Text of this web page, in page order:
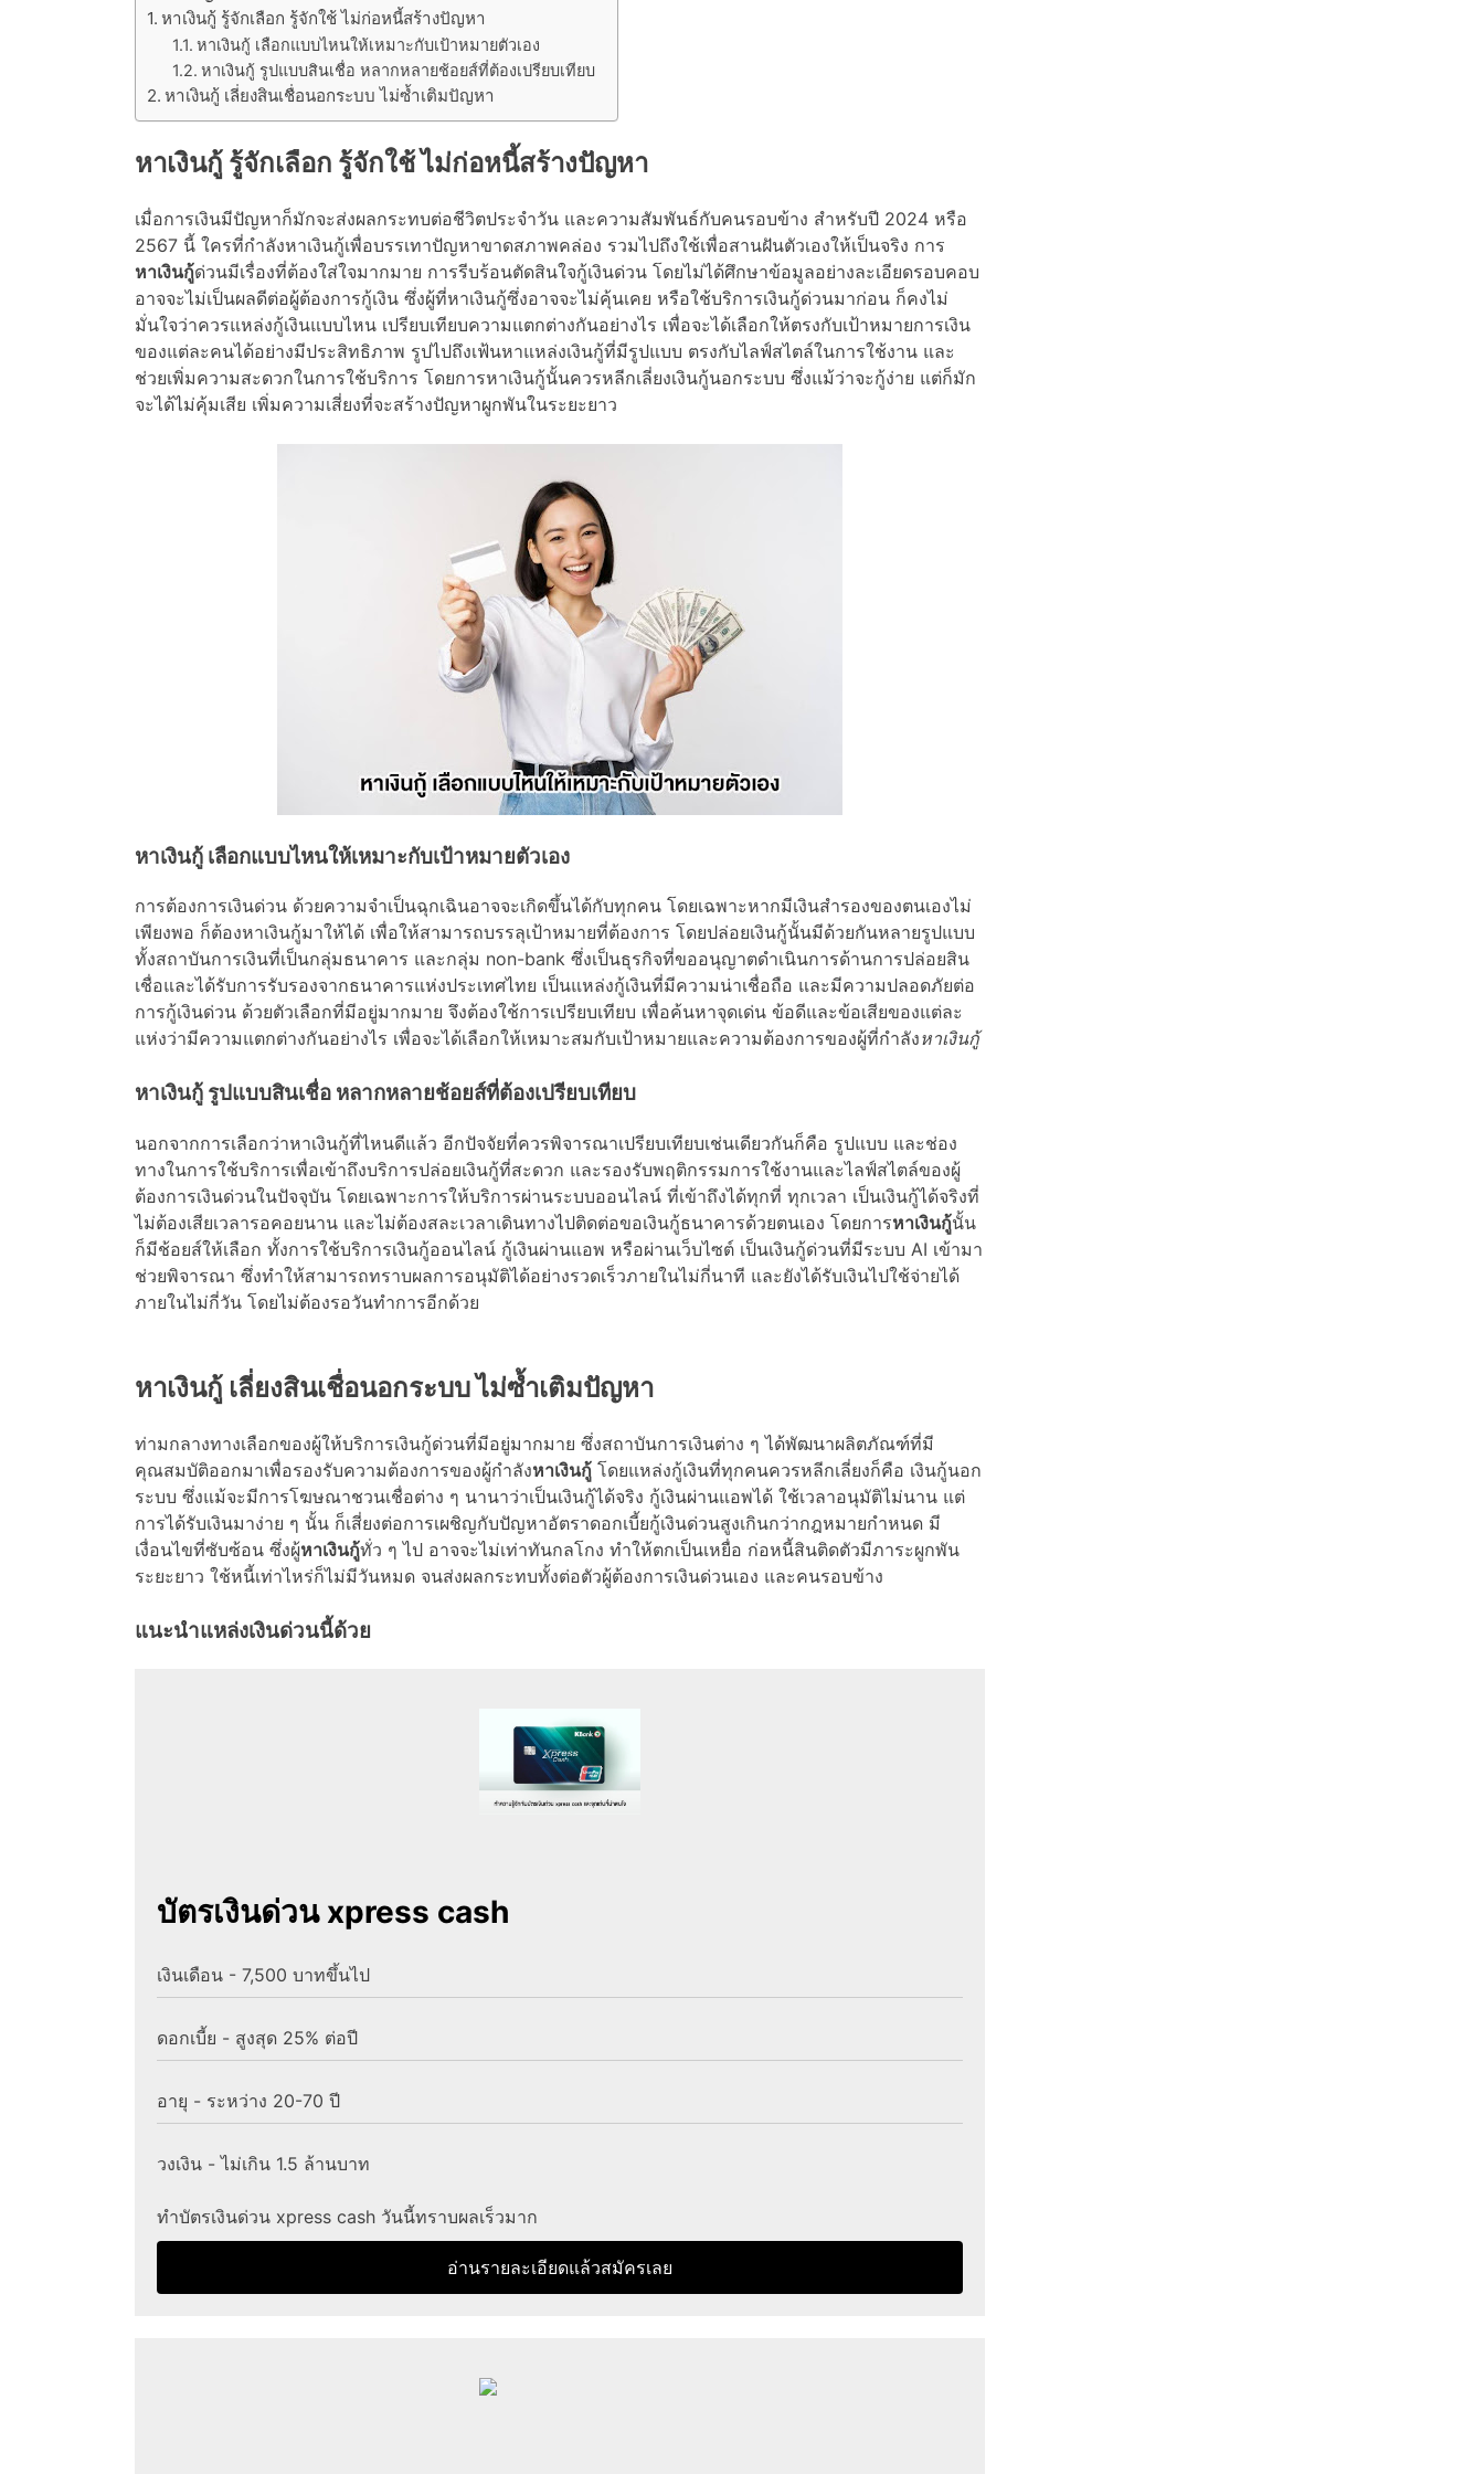
หาเงินกู้ รู้จักเลือก รู้จักใช้ ไม่ก่อหนี้สร้างปัญหา
หาเงินกู้ เลือกแบบไหนให้เหมาะกับเป้าหมายตัวเอง
หาเงินกู้ รูปแบบสินเชื่อ หลากหลายช้อยส์ที่ต้องเปรียบเทียบ
หาเงินกู้ เลี่ยงสินเชื่อนอกระบบ ไม่ซ้ำเติมปัญหา
หาเงินกู้ รู้จักเลือก รู้จักใช้ ไม่ก่อหนี้สร้างปัญหา
เมื่อการเงินมีปัญหาก็มักจะส่งผลกระทบต่อชีวิตประจำวัน และความสัมพันธ์กับคนรอบข้าง สำหรับปี 2024 หรือ
2567 นี้ ใครที่กำลังหาเงินกู้เพื่อบรรเทาปัญหาขาดสภาพคล่อง รวมไปถึงใช้เพื่อสานฝันตัวเองให้เป็นจริง การ
หาเงินกู้ด่วนมีเรื่องที่ต้องใส่ใจมากมาย การรีบร้อนตัดสินใจกู้เงินด่วน โดยไม่ได้ศึกษาข้อมูลอย่างละเอียดรอบคอบ
อาจจะไม่เป็นผลดีต่อผู้ต้องการกู้เงิน ซึ่งผู้ที่หาเงินกู้ซึ่งอาจจะไม่คุ้นเคย หรือใช้บริการเงินกู้ด่วนมาก่อน ก็คงไม่
มั่นใจว่าควรแหล่งกู้เงินแบบไหน เปรียบเทียบความแตกต่างกันอย่างไร เพื่อจะได้เลือกให้ตรงกับเป้าหมายการเงิน
ของแต่ละคนได้อย่างมีประสิทธิภาพ รูปไปถึงเฟ้นหาแหล่งเงินกู้ที่มีรูปแบบ ตรงกับไลฟ์สไตล์ในการใช้งาน และ
ช่วยเพิ่มความสะดวกในการใช้บริการ โดยการหาเงินกู้นั้นควรหลีกเลี่ยงเงินกู้นอกระบบ ซึ่งแม้ว่าจะกู้ง่าย แต่ก็มัก
จะได้ไม่คุ้มเสีย เพิ่มความเสี่ยงที่จะสร้างปัญหาผูกพันในระยะยาว
หาเงินกู้ เลือกแบบไหนให้เหมาะกับเป้าหมายตัวเอง
การต้องการเงินด่วน ด้วยความจำเป็นฉุกเฉินอาจจะเกิดขึ้นได้กับทุกคน โดยเฉพาะหากมีเงินสำรองของตนเองไม่
เพียงพอ ก็ต้องหาเงินกู้มาให้ได้ เพื่อให้สามารถบรรลุเป้าหมายที่ต้องการ โดยปล่อยเงินกู้นั้นมีด้วยกันหลายรูปแบบ
ทั้งสถาบันการเงินที่เป็นกลุ่มธนาคาร และกลุ่ม non-bank ซึ่งเป็นธุรกิจที่ขออนุญาตดำเนินการด้านการปล่อยสิน
เชื่อและได้รับการรับรองจากธนาคารแห่งประเทศไทย เป็นแหล่งกู้เงินที่มีความน่าเชื่อถือ และมีความปลอดภัยต่อ
การกู้เงินด่วน ด้วยตัวเลือกที่มีอยู่มากมาย จึงต้องใช้การเปรียบเทียบ เพื่อค้นหาจุดเด่น ข้อดีและข้อเสียของแต่ละ
แห่งว่ามีความแตกต่างกันอย่างไร เพื่อจะได้เลือกให้เหมาะสมกับเป้าหมายและความต้องการของผู้ที่กำลังหาเงินกู้
หาเงินกู้ รูปแบบสินเชื่อ หลากหลายช้อยส์ที่ต้องเปรียบเทียบ
นอกจากการเลือกว่าหาเงินกู้ที่ไหนดีแล้ว อีกปัจจัยที่ควรพิจารณาเปรียบเทียบเช่นเดียวกันก็คือ รูปแบบ และช่อง
ทางในการใช้บริการเพื่อเข้าถึงบริการปล่อยเงินกู้ที่สะดวก และรองรับพฤติกรรมการใช้งานและไลฟ์สไตล์ของผู้
ต้องการเงินด่วนในปัจจุบัน โดยเฉพาะการให้บริการผ่านระบบออนไลน์ ที่เข้าถึงได้ทุกที่ ทุกเวลา เป็นเงินกู้ได้จริงที่
ไม่ต้องเสียเวลารอคอยนาน และไม่ต้องสละเวลาเดินทางไปติดต่อขอเงินกู้ธนาคารด้วยตนเอง โดยการหาเงินกู้นั้น
ก็มีช้อยส์ให้เลือก ทั้งการใช้บริการเงินกู้ออนไลน์ กู้เงินผ่านแอพ หรือผ่านเว็บไซต์ เป็นเงินกู้ด่วนที่มีระบบ AI เข้ามา
ช่วยพิจารณา ซึ่งทำให้สามารถทราบผลการอนุมัติได้อย่างรวดเร็วภายในไม่กี่นาที และยังได้รับเงินไปใช้จ่ายได้
ภายในไม่กี่วัน โดยไม่ต้องรอวันทำการอีกด้วย
หาเงินกู้ เลี่ยงสินเชื่อนอกระบบ ไม่ซ้ำเติมปัญหา
ท่ามกลางทางเลือกของผู้ให้บริการเงินกู้ด่วนที่มีอยู่มากมาย ซึ่งสถาบันการเงินต่าง ๆ ได้พัฒนาผลิตภัณฑ์ที่มี
คุณสมบัติออกมาเพื่อรองรับความต้องการของผู้กำลังหาเงินกู้ โดยแหล่งกู้เงินที่ทุกคนควรหลีกเลี่ยงก็คือ เงินกู้นอก
ระบบ ซึ่งแม้จะมีการโฆษณาชวนเชื่อต่าง ๆ นานาว่าเป็นเงินกู้ได้จริง กู้เงินผ่านแอพได้ ใช้เวลาอนุมัติไม่นาน แต่
การได้รับเงินมาง่าย ๆ นั้น ก็เสี่ยงต่อการเผชิญกับปัญหาอัตราดอกเบี้ยกู้เงินด่วนสูงเกินกว่ากฎหมายกำหนด มี
เงื่อนไขที่ซับซ้อน ซึ่งผู้หาเงินกู้ทั่ว ๆ ไป อาจจะไม่เท่าทันกลโกง ทำให้ตกเป็นเหยื่อ ก่อหนี้สินติดตัวมีภาระผูกพัน
ระยะยาว ใช้หนี้เท่าไหร่ก็ไม่มีวันหมด จนส่งผลกระทบทั้งต่อตัวผู้ต้องการเงินด่วนเอง และคนรอบข้าง
แนะนำแหล่งเงินด่วนนี้ด้วย
บัตรเงินด่วน xpress cash
เงินเดือน - 7,500 บาทขึ้นไป
ดอกเบี้ย - สูงสุด 25% ต่อปี
อายุ - ระหว่าง 20-70 ปี
วงเงิน - ไม่เกิน 1.5 ล้านบาท
ทำบัตรเงินด่วน xpress cash วันนี้ทราบผลเร็วมาก
อ่านรายละเอียดแล้วสมัครเลย